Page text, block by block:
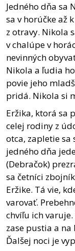
Jedného dňa sa
sa v horúčke až
z otravy. Nikola
v chalúpe v
nevinných
Nikola a ľudia
povie jeho
pridá. Nikola si
Eržika, ktorá sa
celej rodiny z
otca, zapletie sa
jedného dňa
(Debračok)
sa četníci
Eržike. Tá vie,
varovať.
chvíľu ich
zase pustia a
Ďalšej noci je